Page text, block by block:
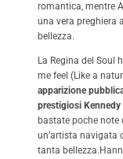
romantica, mentre
una vera preghiera
bellezza.
La Regina del Soul
me feel (Like a
apparizione
prestigiosi Kennedy
bastate poche
un’artista navigata
tanta